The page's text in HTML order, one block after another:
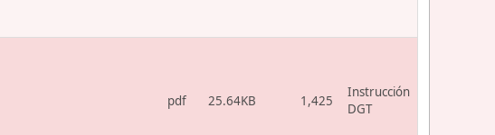
pdf 25.64KB 1,425
Instrucción
DGT